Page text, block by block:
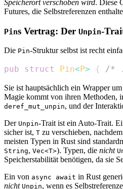
Speicherort verschoben wird. Diese
Futures, die Selbstreferenzen
Pins Vertrag: Der Unpin-
Die Pin-Struktur selbst ist recht
pub struct Pin< P> { /*
Sie ist hauptsächlich ein Wrapper
Magie kommt von ihren Methoden,
deref_mut_unpin, und der
Der Unpin-Trait ist ein Auto-Trait.
sicher ist, T zu verschieben,
meisten Typen in Rust sind
String, Vec<T>). Typen, die nicht
Speicherstabilität benötigen, da sie
Ein von async await in Rust
nicht Unpin, wenn es